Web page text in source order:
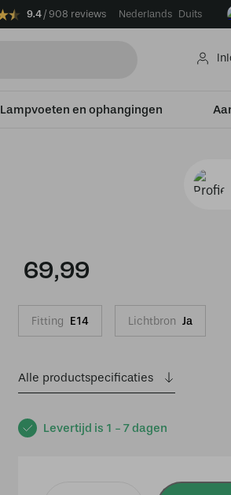
9.4 908 reviews Nederlands Duits
Lampvoeten en ophangingen
Levertijd is 1 - 7 dagen
69,99
Fitting E14 Lichtbron Ja
Alle productspecificaties